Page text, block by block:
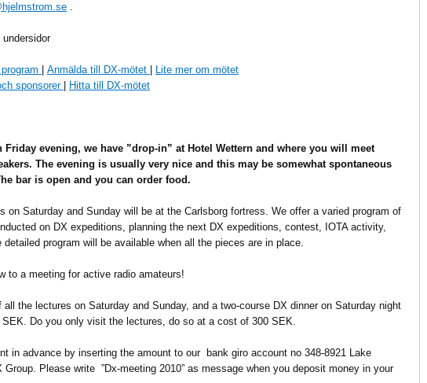
.
undersidor
Anmälda till DX-mötet
Lite mer om mötet
sponsorer
Hitta till DX-mötet
Friday evening, we have ”drop-in” at Hotel Wettern and where you will meet
The evening is usually very nice and this may be somewhat spontaneous
bar is open and you can order food.
on Saturday and Sunday will be at the Carlsborg fortress. We offer a varied program of
on DX expeditions, planning the next DX expeditions, contest, IOTA activity,
detailed program will be available when all the pieces are in place.
to a meeting for active radio amateurs!
all the lectures on Saturday and Sunday, and a two-course DX dinner on Saturday night
Do you only visit the lectures, do so at a cost of 300 SEK.
in advance by inserting the amount to our bank giro account no 348-8921 Lake
Group. Please write ”Dx-meeting 2010” as message when you deposit money in your